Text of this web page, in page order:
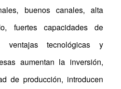
buenos canales, alta
fuertes capacidades de
ventajas tecnológicas y
aumentan la inversión,
de producción, introducen